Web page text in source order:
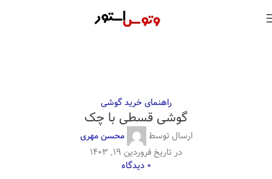
راهنمای خرید گوشی
گوشی قسطی با چک
ارسال توسط
محسن مهری
در تاریخ فروردین ۱۹, ۱۴۰۳
0 دیدگاه